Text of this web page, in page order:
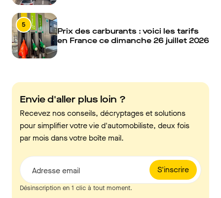
5
Prix des carburants : voici les tarifs
en France ce dimanche 26 juillet 2026
Envie d'aller plus loin ?
Recevez nos conseils, décryptages et solutions
pour simplifier votre vie d'automobiliste, deux fois
par mois dans votre boîte mail.
S'inscrire
Adresse email
Désinscription en 1 clic à tout moment.